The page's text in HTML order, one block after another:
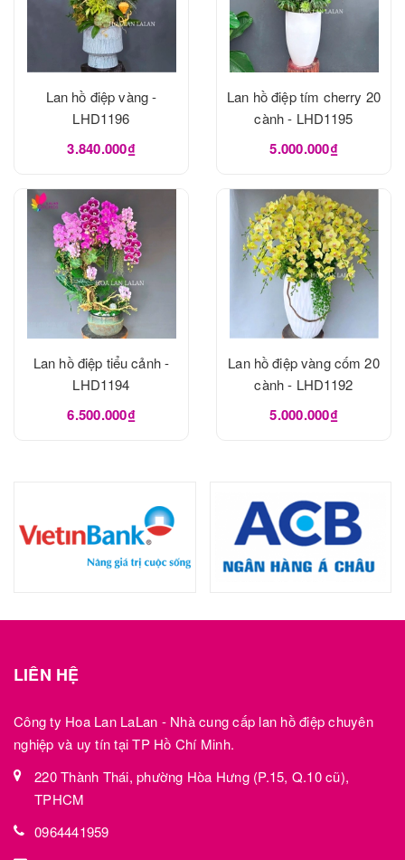
Lan hồ điệp vàng -
LHD1196
3.840.000₫
Lan hồ điệp tím cherry 20
cành - LHD1195
5.000.000₫
Lan hồ điệp tiểu cảnh -
LHD1194
6.500.000₫
Lan hồ điệp vàng cốm 20
cành - LHD1192
5.000.000₫
LIÊN HỆ
Công ty Hoa Lan LaLan - Nhà cung cấp lan hồ điệp chuyên
nghiệp và uy tín tại TP Hồ Chí Minh.
220 Thành Thái, phường Hòa Hưng (P.15, Q.10 cũ),
TPHCM
0964441959